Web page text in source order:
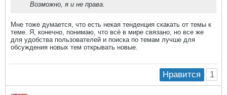
Возможно, я и не права.
Мне тоже думается, что есть некая тенденция скакать от темы к
теме. Я, конечно, понимаю, что всё в мире связано, но все же
для удобства пользователей и поиска по темам лучше для
обсуждения новых тем открывать новые.
Нравится 1